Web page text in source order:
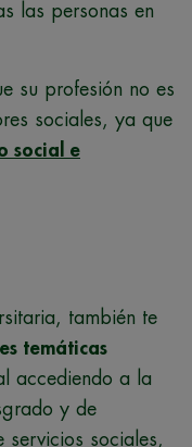
las personas en
su profesión no es
sociales, ya que
social e
también te
temáticas
accediendo a la
y de
servicios sociales,